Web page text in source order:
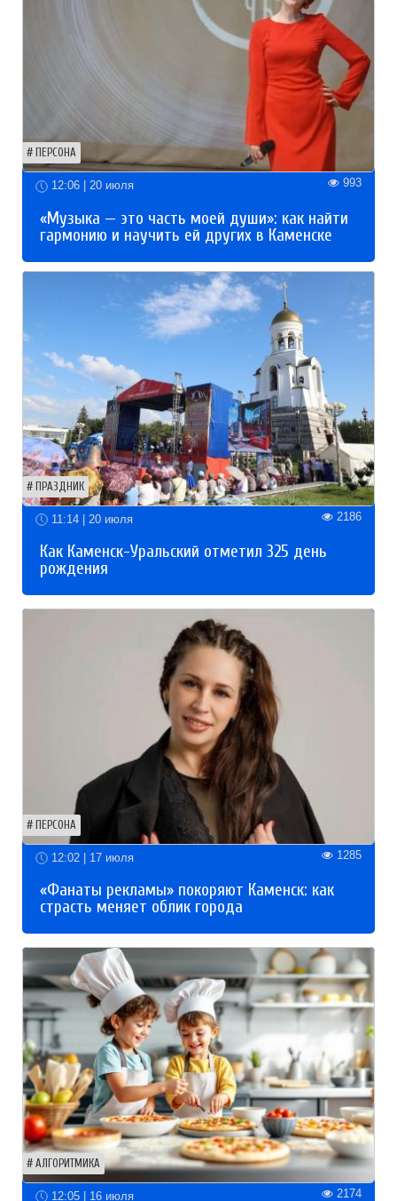
ПЕРСОНА
12:06 | 20 июля 993
«Музыка — это часть моей души»: как найти
гармонию и научить ей других в Каменске
ПРАЗДНИК
11:14 | 20 июля 2186
Как Каменск-Уральский отметил 325 день
рождения
ПЕРСОНА
12:02 | 17 июля 1285
«Фанаты рекламы» покоряют Каменск: как
страсть меняет облик города
АЛГОРИТМИКА
12:05 | 16 июля 2174